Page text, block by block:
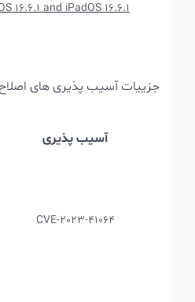
16.6.1 and iPadOS 16.6.1
جزییات آسیب پذیری های
آسیب پذیری
CVE-2023-41064